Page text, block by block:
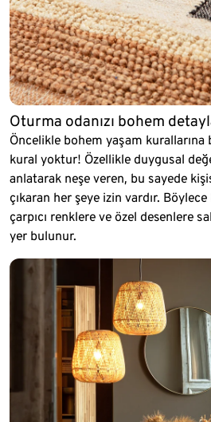
Oturma odanızı bohem
Öncelikle bohem yaşam kurallarına
kural yoktur! Özellikle duygusal
anlatarak neşe veren, bu sayede
çıkaran her şeye izin vardır.
çarpıcı renklere ve özel desenlere
yer bulunur.